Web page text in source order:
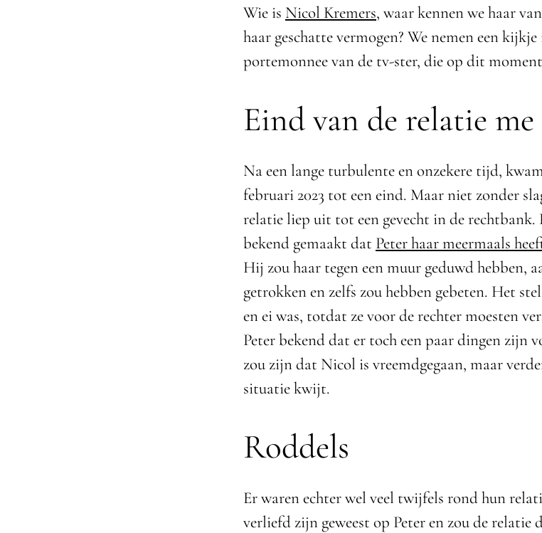
Wie is Nicol Kremers, waar kennen we haar
haar geschatte vermogen? We nemen een
portemonnee van de tv-ster, die op dit
Eind van de relatie me
Na een lange turbulente en onzekere tijd,
februari 2023 tot een eind. Maar niet zonder
relatie liep uit tot een gevecht in de rechtbank.
bekend gemaakt dat Peter haar meermaals
Hij zou haar tegen een muur geduwd hebben,
getrokken en zelfs zou hebben gebeten. Het
en ei was, totdat ze voor de rechter moesten
Peter bekend dat er toch een paar dingen zijn
zou zijn dat Nicol is vreemdgegaan, maar
situatie kwijt.
Roddels
Er waren echter wel veel twijfels rond hun
verliefd zijn geweest op Peter en zou de relatie